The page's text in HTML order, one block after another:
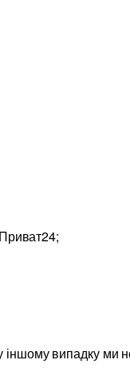
випадку